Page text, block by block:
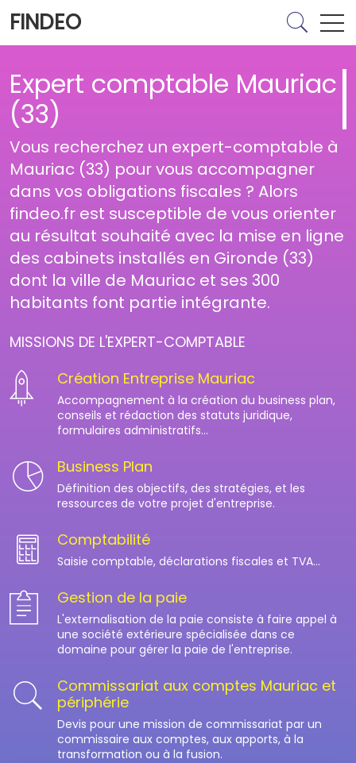
FINDEO
Expert comptable Mauriac
(33)
Vous recherchez un expert-comptable à
Mauriac (33) pour vous accompagner
dans vos obligations fiscales ? Alors
findeo.fr est susceptible de vous orienter
au résultat souhaité avec la mise en ligne
des cabinets installés en Gironde (33)
dont la ville de Mauriac et ses 300
habitants font partie intégrante.
MISSIONS DE L'EXPERT-COMPTABLE
Création Entreprise Mauriac
Accompagnement à la création du business plan,
conseils et rédaction des statuts juridique,
formulaires administratifs...
Business Plan
Définition des objectifs, des stratégies, et les
ressources de votre projet d'entreprise.
Comptabilité
Saisie comptable, déclarations fiscales et TVA...
Gestion de la paie
L'externalisation de la paie consiste à faire appel à
une société extérieure spécialisée dans ce
domaine pour gérer la paie de l'entreprise.
Commissariat aux comptes Mauriac et
périphérie
Devis pour une mission de commissariat par un
commissaire aux comptes, aux apports, à la
transformation ou à la fusion.